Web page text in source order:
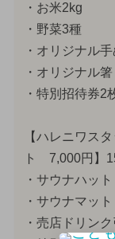
・お米2kg
・野菜3種
・オリジナル
・オリジナル箸
・特別招待券2
【ハレニワス
ト 7,000円】
・サウナハット
・サウナマット
・売店ドリン